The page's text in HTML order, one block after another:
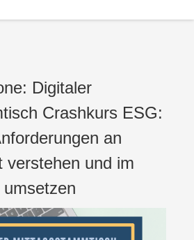
Digitaler
Crashkurs ESG:
an
verstehen und im